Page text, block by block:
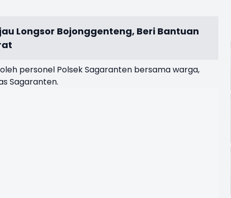
Longsor Bojonggenteng, Beri Bantuan
personel Polsek Sagaranten bersama warga,
Sagaranten.